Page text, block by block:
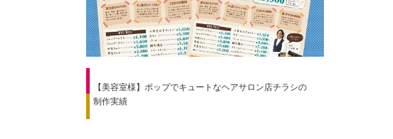
【美容室様】ポップでキュートなヘアサロン店チラシの
制作実績